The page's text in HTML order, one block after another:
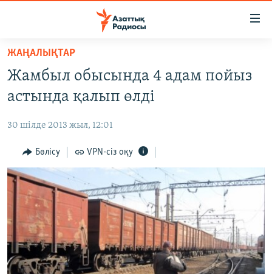
Skip
main
content
to
Navigation
Skip
Search
ЖАҢАЛЫҚТАР
ҚАҢТАР ОҚИҒАСЫ
АДАМ ҚҰҚЫҚТАРЫ
ӘЛЕУМЕТ
ӘЛЕМ
АРНАЙЫ ЖОБАЛАР
Русский
ЖАҢАЛЫҚТАР
Жамбыл обысында 4 адам пойыз
астында қалып өлді
30 шілде 2013 жыл, 12:01
Бөлісу VPN-сіз оқу